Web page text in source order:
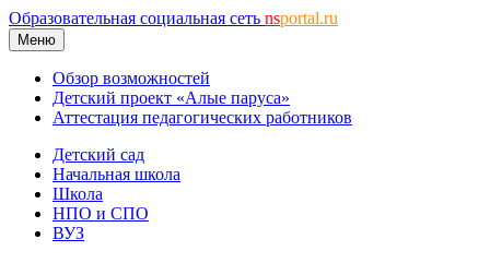
Образовательная социальная сеть nsportal.ru
Меню
Обзор возможностей
Детский проект «Алые паруса»
Аттестация педагогических работников
Детский сад
Начальная школа
Школа
НПО и СПО
ВУЗ